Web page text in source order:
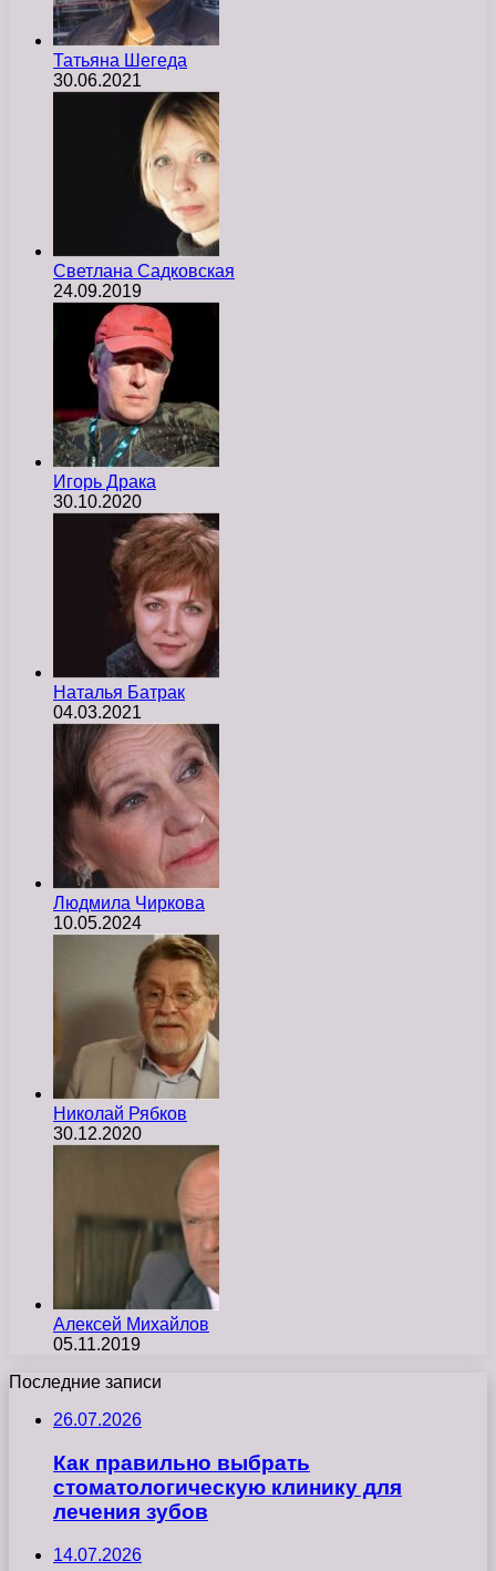
Татьяна Шегеда
30.06.2021
Светлана Садковская
24.09.2019
Игорь Драка
30.10.2020
Наталья Батрак
04.03.2021
Людмила Чиркова
10.05.2024
Николай Рябков
30.12.2020
Алексей Михайлов
05.11.2019
Последние записи
26.07.2026
Как правильно выбрать
стоматологическую клинику для
лечения зубов
14.07.2026